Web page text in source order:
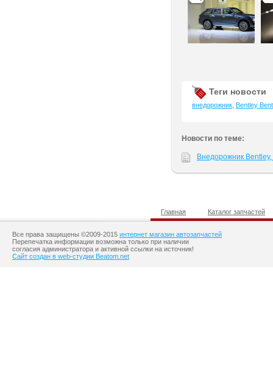
Теги новости
внедорожник Bentley
Новости по теме:
Внедорожник
Главная Каталог запчастей
Все права защищены ©2009-2015 интернет магазин автозапчастей
Перепечатка информации возможна только при наличии
согласия администратора и активной ссылки на источник!
Сайт создан в web-студии Beatom.net